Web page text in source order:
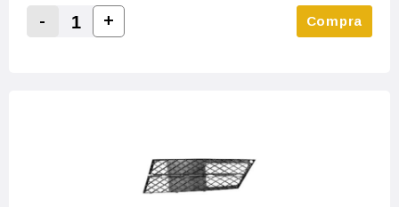
Decrease Quantity:
-
Increase Quantity:
+ Compra